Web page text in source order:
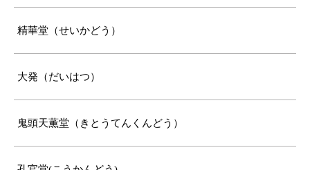
精華堂（せいかどう）
大発（だいはつ）
鬼頭天薫堂（きとうてんくんどう）